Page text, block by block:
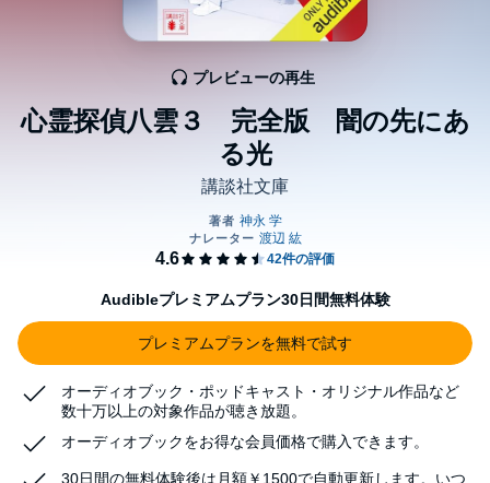
心霊探偵八雲３ 完全版 闇の先にあ
る光
講談社文庫
プレビューの再生
Audibleプレミアムプラン30日間無料体験
プレミアムプランを無料で試す
オーディオブック・ポッドキャスト・オリジナル作品など
数十万以上の対象作品が聴き放題。
オーディオブックをお得な会員価格で購入できます。
30日間の無料体験後は月額￥1500で自動更新します。いつ